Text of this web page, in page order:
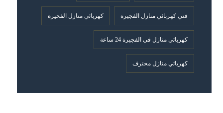
فني كهربائي منازل الفجيرة كهربائي منازل الفجيرة
كهربائي منازل في الفجيرة 24 ساعة
كهربائي منازل محترف